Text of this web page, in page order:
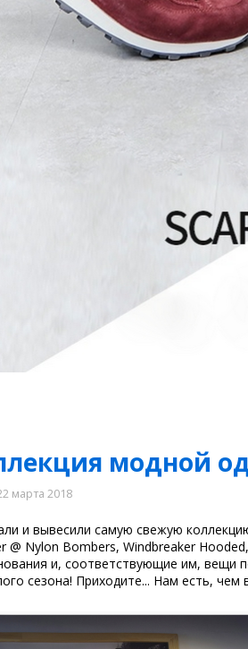
модной
марта 2018
и вывесили самую свежую
@ Nylon Bombers, Windbreaker
и, соответствующие им, вещи
сезона! Приходите... Нам есть, чем